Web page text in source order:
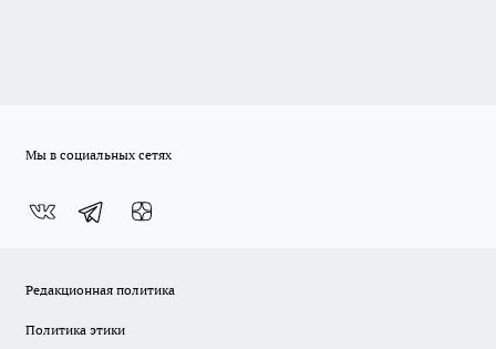
Мы в социальных сетях
Редакционная политика
Политика этики